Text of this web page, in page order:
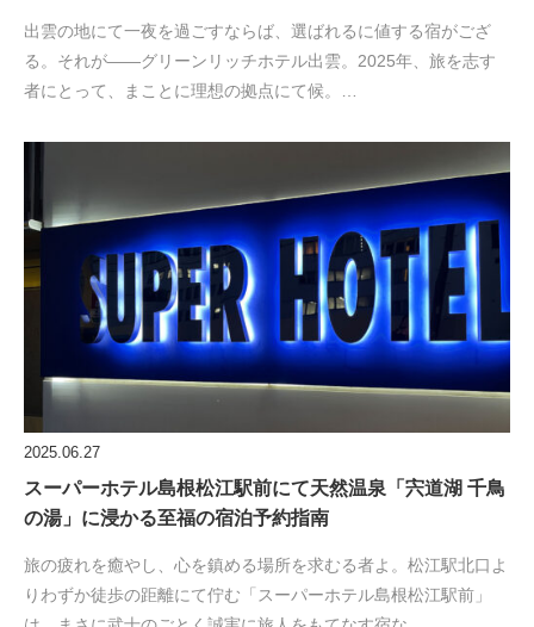
出雲の地にて一夜を過ごすならば、選ばれるに値する宿がござ
る。それが――グリーンリッチホテル出雲。2025年、旅を志す
者にとって、まことに理想の拠点にて候。…
2025.06.27
スーパーホテル島根松江駅前にて天然温泉「宍道湖 千鳥
の湯」に浸かる至福の宿泊予約指南
旅の疲れを癒やし、心を鎮める場所を求むる者よ。松江駅北口よ
りわずか徒歩の距離にて佇む「スーパーホテル島根松江駅前」